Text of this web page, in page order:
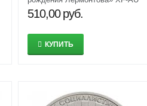
510,00 руб.
КУПИТЬ